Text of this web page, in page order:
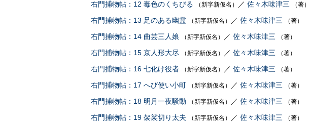
右門捕物帖：12 毒色のくちびる （新字新仮名） ／ 佐々木味津三 （著）
右門捕物帖：13 足のある幽霊 （新字新仮名） ／ 佐々木味津三 （著）
右門捕物帖：14 曲芸三人娘 （新字新仮名） ／ 佐々木味津三 （著）
右門捕物帖：15 京人形大尽 （新字新仮名） ／ 佐々木味津三 （著）
右門捕物帖：16 七化け役者 （新字新仮名） ／ 佐々木味津三 （著）
右門捕物帖：17 へび使い小町 （新字新仮名） ／ 佐々木味津三 （著）
右門捕物帖：18 明月一夜騒動 （新字新仮名） ／ 佐々木味津三 （著）
右門捕物帖：19 袈裟切り太夫 （新字新仮名） ／ 佐々木味津三 （著）